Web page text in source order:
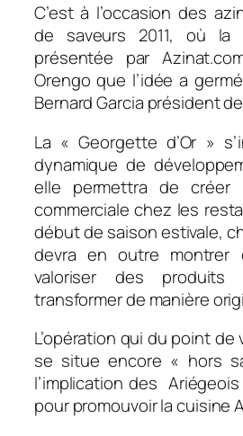
C’est à l’occasion des
de saveurs 2011, où la
présentée par
Orengo que l’idée a
Bernard Garcia président de
La « Georgette d’Or »
dynamique de
elle permettra de
commerciale chez les
début de saison estivale,
devra en outre montrer
valoriser des
transformer de manière
L’opération qui du point
se situe encore « hors
l’implication des
pour promouvoir la cuisine